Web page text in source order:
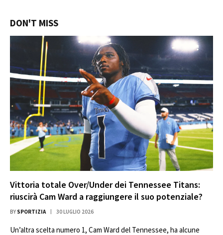
DON'T MISS
Vittoria totale Over/Under dei Tennessee Titans:
riuscirà Cam Ward a raggiungere il suo potenziale?
BY SPORTIZIA 30 LUGLIO 2026
Un’altra scelta numero 1, Cam Ward del Tennessee, ha alcune